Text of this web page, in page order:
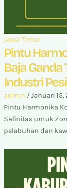
Jawa Timur
Pintu
Baja Ganda
Industri
admin /Januari 15,
Pintu Harmonika
Salinitas untuk
pelabuhan dan